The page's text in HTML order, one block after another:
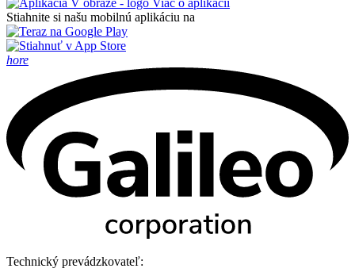
Viac o aplikácii
Stiahnite si našu mobilnú aplikáciu na
hore
Technický prevádzkovateľ: